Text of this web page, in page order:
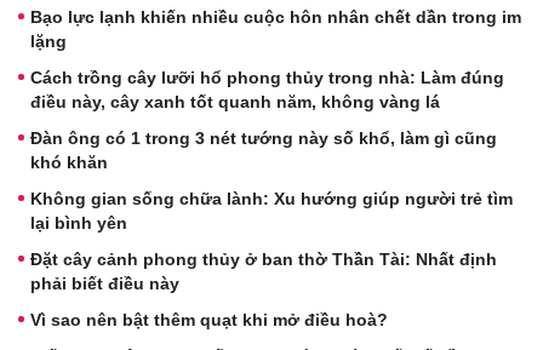
Bạo lực lạnh khiến nhiều cuộc hôn nhân chết dần trong im
lặng
Cách trồng cây lưỡi hổ phong thủy trong nhà: Làm đúng
điều này, cây xanh tốt quanh năm, không vàng lá
Đàn ông có 1 trong 3 nét tướng này số khổ, làm gì cũng
khó khăn
Không gian sống chữa lành: Xu hướng giúp người trẻ tìm
lại bình yên
Đặt cây cảnh phong thủy ở ban thờ Thần Tài: Nhất định
phải biết điều này
Vì sao nên bật thêm quạt khi mở điều hoà?